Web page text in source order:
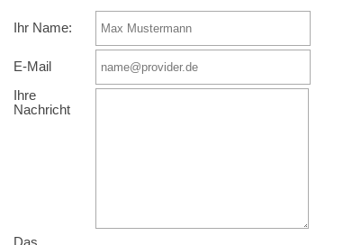
Ihr Name:
E-Mail
Ihre
Nachricht